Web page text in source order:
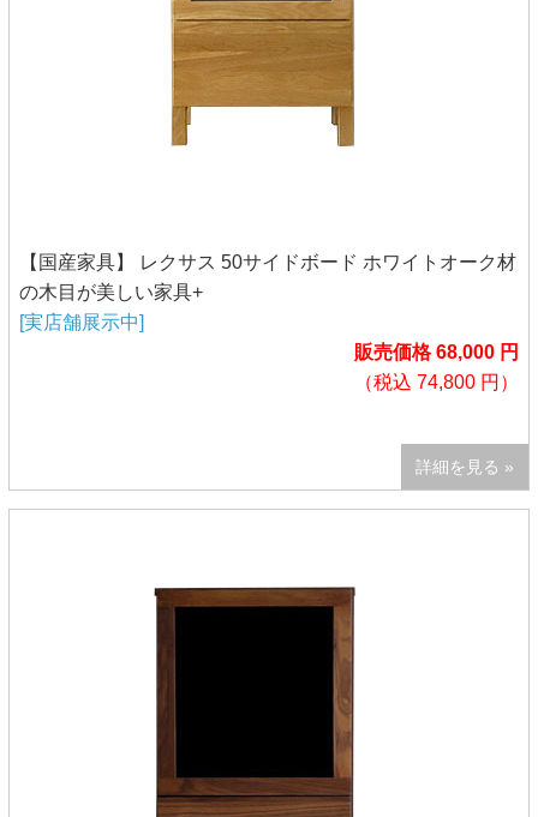
【国産家具】 レクサス 50サイドボード ホワイトオーク材
の木目が美しい家具+
[実店舗展示中]
販売価格 68,000 円
（税込 74,800 円）
詳細を見る »